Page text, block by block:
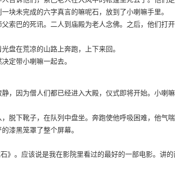
块未完成的六字真言的嘛呢石，放到了小喇嘛手里。
索巴的死讯。二人到庙殿为老人念佛。之后，他们打
盘在荒凉的山路上奔跑，上下来回。
定带小喇嘛一起去。
，因为僧人们都已经进入大殿，仪式即将开始。小喇
脱下靴子，在队列中盘坐。奔跑使他呼吸困难，他气
漆黑笼罩了整个屏幕。
》。应该说是我在影院里看过的最好的一部电影。讲